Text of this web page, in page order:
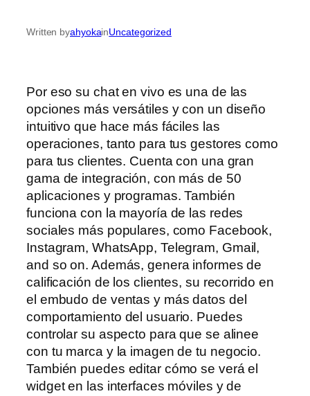
Written byahyokainUncategorized
Por eso su chat en vivo es una de las
opciones más versátiles y con un diseño
intuitivo que hace más fáciles las
operaciones, tanto para tus gestores como
para tus clientes. Cuenta con una gran
gama de integración, con más de 50
aplicaciones y programas. También
funciona con la mayoría de las redes
sociales más populares, como Facebook,
Instagram, WhatsApp, Telegram, Gmail,
and so on. Además, genera informes de
calificación de los clientes, su recorrido en
el embudo de ventas y más datos del
comportamiento del usuario. Puedes
controlar su aspecto para que se alinee
con tu marca y la imagen de tu negocio.
También puedes editar cómo se verá el
widget en las interfaces móviles y de